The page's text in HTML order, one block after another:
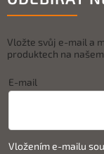
Vložte svůj e-mail a
produktech na
E-mail
Vložením e-mailu